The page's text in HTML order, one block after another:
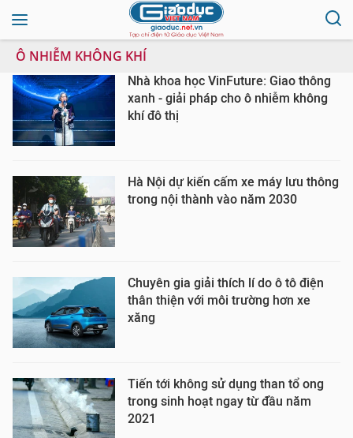
Ô NHIỄM KHÔNG KHÍ
Nhà khoa học VinFuture: Giao thông
xanh - giải pháp cho ô nhiễm không
khí đô thị
Hà Nội dự kiến cấm xe máy lưu thông
trong nội thành vào năm 2030
Chuyên gia giải thích lí do ô tô điện
thân thiện với môi trường hơn xe
xăng
Tiến tới không sử dụng than tổ ong
trong sinh hoạt ngay từ đầu năm
2021